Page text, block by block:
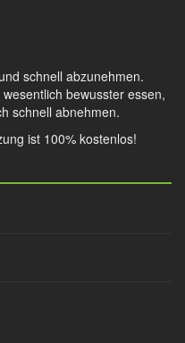
schnell abzunehmen.
bewusster essen,
schnell abnehmen.
ist 100% kostenlos!